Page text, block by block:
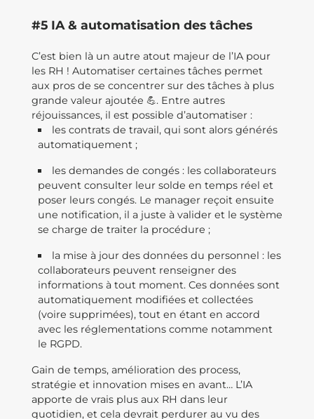
#5 IA & automatisation des tâches
C’est bien là un autre atout majeur de l’IA pour
les RH ! Automatiser certaines tâches permet
aux pros de se concentrer sur des tâches à plus
grande valeur ajoutée 💪. Entre autres
réjouissances, il est possible d’automatiser :
les contrats de travail, qui sont alors générés
automatiquement ;
les demandes de congés : les collaborateurs
peuvent consulter leur solde en temps réel et
poser leurs congés. Le manager reçoit ensuite
une notification, il a juste à valider et le système
se charge de traiter la procédure ;
la mise à jour des données du personnel : les
collaborateurs peuvent renseigner des
informations à tout moment. Ces données sont
automatiquement modifiées et collectées
(voire supprimées), tout en étant en accord
avec les réglementations comme notamment
le RGPD.
Gain de temps, amélioration des process,
stratégie et innovation mises en avant… L’IA
apporte de vrais plus aux RH dans leur
quotidien, et cela devrait perdurer au vu des